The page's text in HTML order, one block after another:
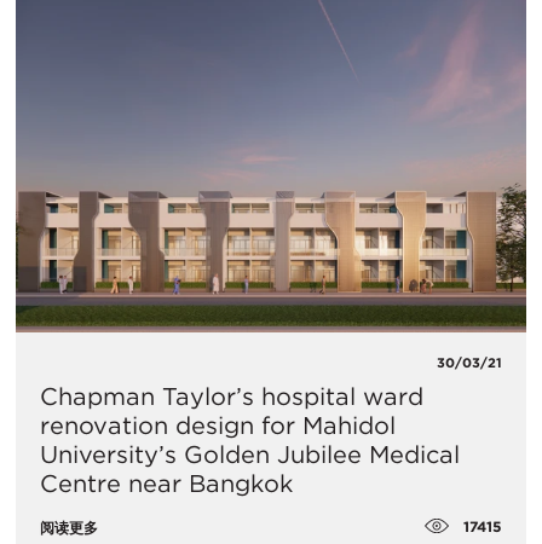
30/03/21
Chapman Taylor’s hospital ward
renovation design for Mahidol
University’s Golden Jubilee Medical
Centre near Bangkok
阅读更多 17415